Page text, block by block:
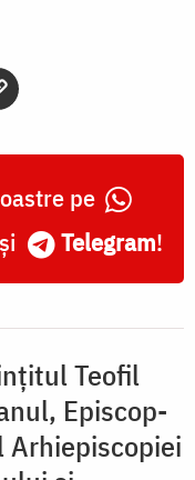
pe
și Telegram!
Teofil
Episcop-
Arhiepiscopiei